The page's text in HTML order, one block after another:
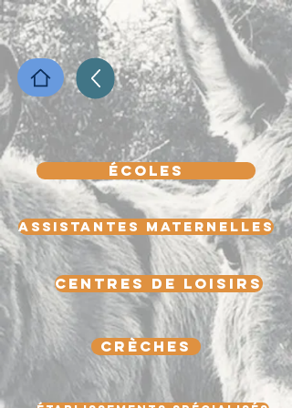
écoles
assistantes maternelles
centres de loisirs
crèches